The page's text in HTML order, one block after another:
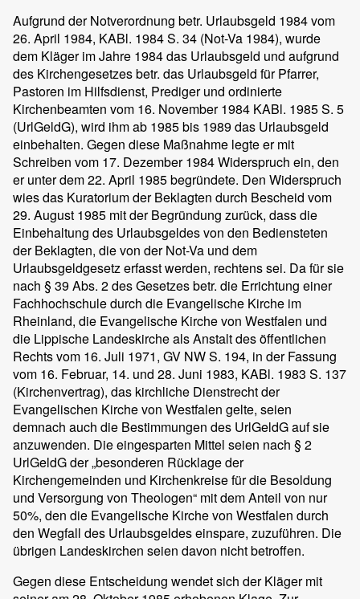
Aufgrund der Notverordnung betr. Urlaubsgeld 1984 vom
26. April 1984, KABl. 1984 S. 34 (Not-Va 1984), wurde
dem Kläger im Jahre 1984 das Urlaubsgeld und aufgrund
des Kirchengesetzes betr. das Urlaubsgeld für Pfarrer,
Pastoren im Hilfsdienst, Prediger und ordinierte
Kirchenbeamten vom 16. November 1984 KABl. 1985 S. 5
(UrlGeldG), wird ihm ab 1985 bis 1989 das Urlaubsgeld
einbehalten. Gegen diese Maßnahme legte er mit
Schreiben vom 17. Dezember 1984 Widerspruch ein, den
er unter dem 22. April 1985 begründete. Den Widerspruch
wies das Kuratorium der Beklagten durch Bescheid vom
29. August 1985 mit der Begründung zurück, dass die
Einbehaltung des Urlaubsgeldes von den Bediensteten
der Beklagten, die von der Not-Va und dem
Urlaubsgeldgesetz erfasst werden, rechtens sei. Da für sie
nach § 39 Abs. 2 des Gesetzes betr. die Errichtung einer
Fachhochschule durch die Evangelische Kirche im
Rheinland, die Evangelische Kirche von Westfalen und
die Lippische Landeskirche als Anstalt des öffentlichen
Rechts vom 16. Juli 1971, GV NW S. 194, in der Fassung
vom 16. Februar, 14. und 28. Juni 1983, KABl. 1983 S. 137
(Kirchenvertrag), das kirchliche Dienstrecht der
Evangelischen Kirche von Westfalen gelte, seien
demnach auch die Bestimmungen des UrlGeldG auf sie
anzuwenden. Die eingesparten Mittel seien nach § 2
UrlGeldG der „besonderen Rücklage der
Kirchengemeinden und Kirchenkreise für die Besoldung
und Versorgung von Theologen“ mit dem Anteil von nur
50%, den die Evangelische Kirche von Westfalen durch
den Wegfall des Urlaubsgeldes einspare, zuzuführen. Die
übrigen Landeskirchen seien davon nicht betroffen.
Gegen diese Entscheidung wendet sich der Kläger mit